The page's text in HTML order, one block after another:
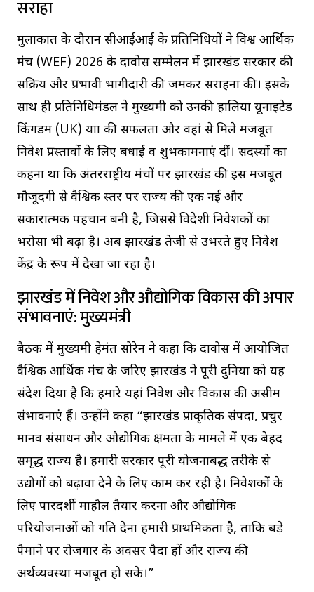
सराहा
मुलाकात के दौरान सीआईआई के प्रतिनिधियों ने विश्व आर्थिक
मंच (WEF) 2026 के दावोस सम्मेलन में झारखंड सरकार की
सक्रिय और प्रभावी भागीदारी की जमकर सराहना की। इसके
साथ ही प्रतिनिधिमंडल ने मुख्यमंत्री को उनकी हालिया यूनाइटेड
किंगडम (UK) यात्रा की सफलता और वहां से मिले मजबूत
निवेश प्रस्तावों के लिए बधाई व शुभकामनाएं दीं। सदस्यों का
कहना था कि अंतरराष्ट्रीय मंचों पर झारखंड की इस मजबूत
मौजूदगी से वैश्विक स्तर पर राज्य की एक नई और
सकारात्मक पहचान बनी है, जिससे विदेशी निवेशकों का
भरोसा भी बढ़ा है। अब झारखंड तेजी से उभरते हुए निवेश
केंद्र के रूप में देखा जा रहा है।
झारखंड में निवेश और औद्योगिक विकास की अपार
संभावनाएं: मुख्यमंत्री
बैठक में मुख्यमंत्री हेमंत सोरेन ने कहा कि दावोस में आयोजित
वैश्विक आर्थिक मंच के जरिए झारखंड ने पूरी दुनिया को यह
संदेश दिया है कि हमारे यहां निवेश और विकास की असीम
संभावनाएं हैं। उन्होंने कहा “झारखंड प्राकृतिक संपदा, प्रचुर
मानव संसाधन और औद्योगिक क्षमता के मामले में एक बेहद
समृद्ध राज्य है। हमारी सरकार पूरी योजनाबद्ध तरीके से
उद्योगों को बढ़ावा देने के लिए काम कर रही है। निवेशकों के
लिए पारदर्शी माहौल तैयार करना और औद्योगिक
परियोजनाओं को गति देना हमारी प्राथमिकता है, ताकि बड़े
पैमाने पर रोजगार के अवसर पैदा हों और राज्य की
अर्थव्यवस्था मजबूत हो सके।”